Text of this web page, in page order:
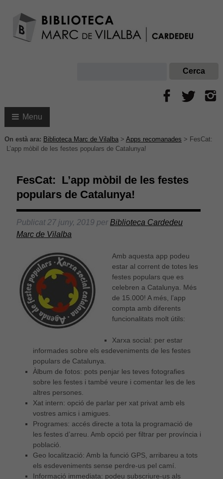
Menu
On està ara: Biblioteca Marc de Vilalba> Apps recomanades > FesCat:
L’app mòbil de les festes populars de Catalunya!
FesCat: L’app mòbil de les festes
populars de Catalunya!
Publicat 27 juny, 2019 perBiblioteca Cardedeu
Marc de Vilalba
Amb aquesta app podeu
estar al corrent de totes les
festes populars que es
celebren a Catalunya. Més
de 15.000! A més, l’app
compta amb diferents
funcionalitats molt útils:
Xarxa social: per estar
informades sobre els esdeveniments de les festes
populars de Catalunya.
Àlbum de fotos: pots penjar les teves fotografies
sobre les festes i també veure i comentar les de les
altres persones.
Xat intern: opció de parlar per xat privat amb els
vostres amics i amigues.
Programes: accés directe a tota la programació de
les festes d’arreu. Amb opció per filtrar per província i
població.
Geo localització: Amb la funció GPS, arribareu a tots
els esdeveniments sense perdre-us pel camí.
Informació immediata: podeu subscriure-us als